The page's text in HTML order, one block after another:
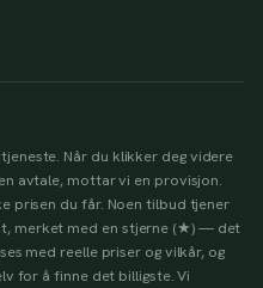
Når du klikker deg videre
avtale, mottar vi en provisjon.
prisen du får. Noen tilbud tjener
merket med en stjerne (★) — det
med reelle priser og vilkår, og
for å finne det billigste. Vi